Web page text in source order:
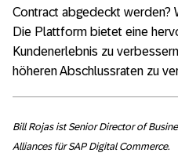
Contract abgedeckt werden?
Die Plattform bietet eine
Kundenerlebnis zu
höheren Abschlussraten zu
Bill Rojas ist Senior Director of
Alliances für SAP Digital Commerce.